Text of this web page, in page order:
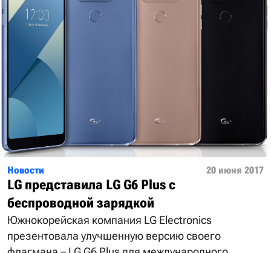
Новости 20 июня 2017
LG представила LG G6 Plus с
беспроводной зарядкой
Южнокорейская компания LG Electronics
презентовала улучшенную версию своего